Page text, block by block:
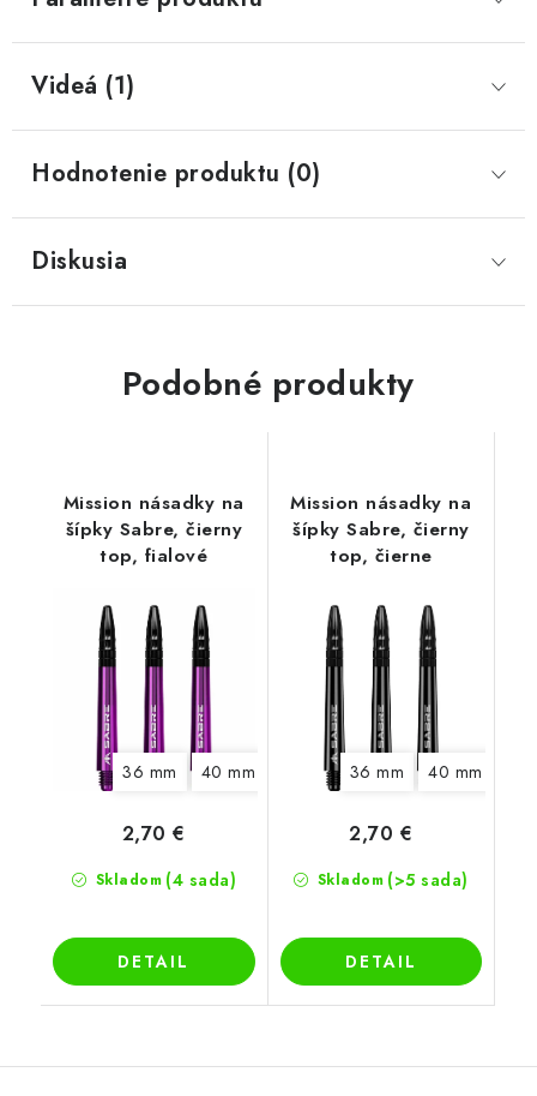
Videá (1)
Hodnotenie produktu (0)
Diskusia
Podobné produkty
Mission násadky na
šípky Sabre, čierny
top, fialové
36 mm 40 mm 44 mm 49 mm
Skladom (4 sada)
2,70 €
DETAIL
Mission násadky na
šípky Sabre, čierny
top, čierne
36 mm 40 mm
Skladom (>5 sada)
2,70 €
DETAIL